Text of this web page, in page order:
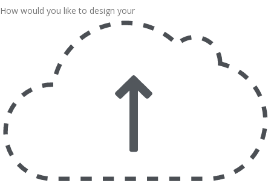
How would you like to design your